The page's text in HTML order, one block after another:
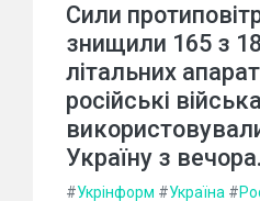
Сили
знищили 165 з
літальних
російські війська
Україну з вечора.
#Укрінформ #Україна #